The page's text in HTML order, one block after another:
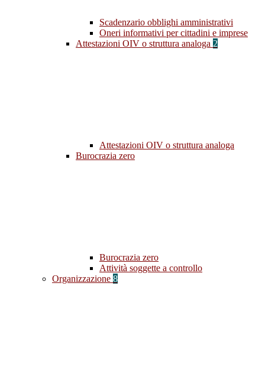
Scadenzario obblighi amministrativi
Oneri informativi per cittadini e imprese
Attestazioni OIV o struttura analoga 2
Attestazioni OIV o struttura analoga
Burocrazia zero
Burocrazia zero
Attività soggette a controllo
Organizzazione 8